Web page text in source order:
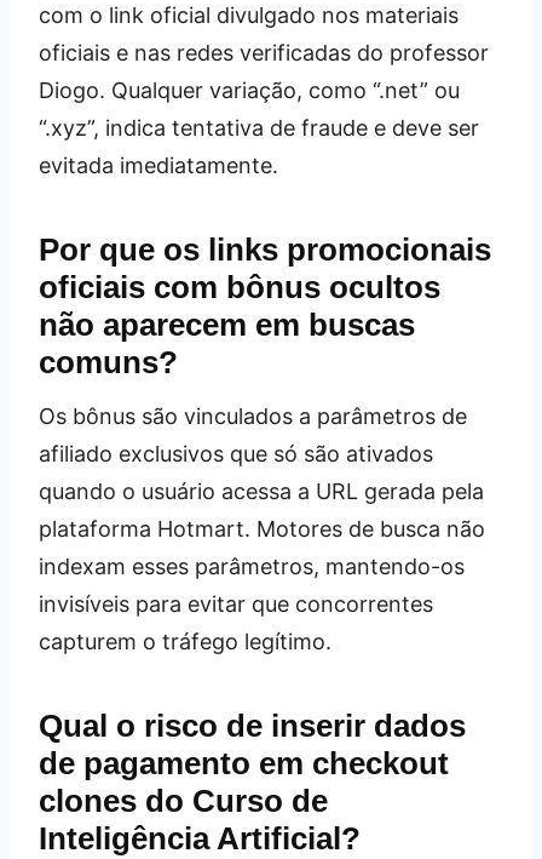
com o link oficial divulgado nos materiais
oficiais e nas redes verificadas do professor
Diogo. Qualquer variação, como “.net” ou
“.xyz”, indica tentativa de fraude e deve ser
evitada imediatamente.
Por que os links promocionais
oficiais com bônus ocultos
não aparecem em buscas
comuns?
Os bônus são vinculados a parâmetros de
afiliado exclusivos que só são ativados
quando o usuário acessa a URL gerada pela
plataforma Hotmart. Motores de busca não
indexam esses parâmetros, mantendo-os
invisíveis para evitar que concorrentes
capturem o tráfego legítimo.
Qual o risco de inserir dados
de pagamento em checkout
clones do Curso de
Inteligência Artificial?